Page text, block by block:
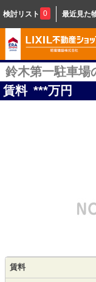
検討リスト 0 最近見た
鈴木第一駐車場
賃料 ***万円
賃料